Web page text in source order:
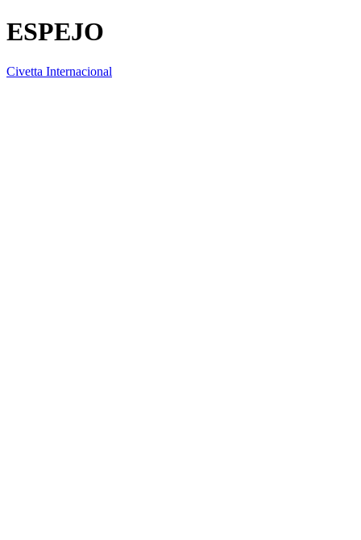
ESPEJO
Civetta Internacional